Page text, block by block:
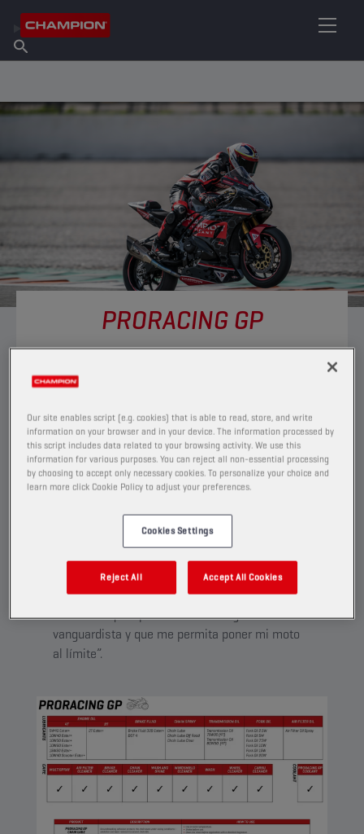
Acerca de champion
Encuentra un punto de venta
PRORACING GP
Desarrollados para corredores, pilotos de competición
altos estándares tecnológicos.
PRORACING GP
“Me gusta llevar mi moto a la pista de vez en
bueno para poder liberar todo mi potencial. Por
tanto, únicamente estoy satisfecho con un
lubricante que aporte una tecnología
vanguardista y que me permita poner mi moto
al límite”.
Our site enables script (e.g. cookies) that is able to read, store, and write
information on your browser and in your device. The information processed by
this script includes data related to your browsing activity. We use this
information for various purposes. You can reject all non-essential processing
by choosing to accept only necessary cookies. To personalize your choice and
learn more click Cookie Policy to adjust your preferences.
Cookies Settings
Reject All Accept All Cookies